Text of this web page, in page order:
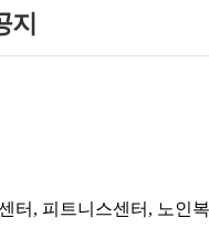
지
, 피트니스센터, 노인